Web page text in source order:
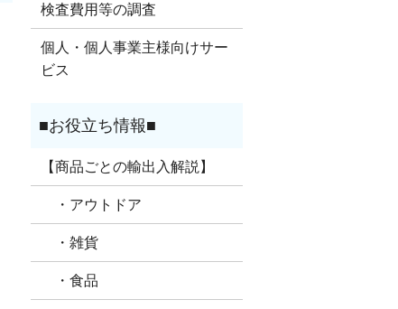
検査費用等の調査
個人・個人事業主様向けサー
ビス
【商品ごとの輸出入解説】
・アウトドア
・雑貨
・食品